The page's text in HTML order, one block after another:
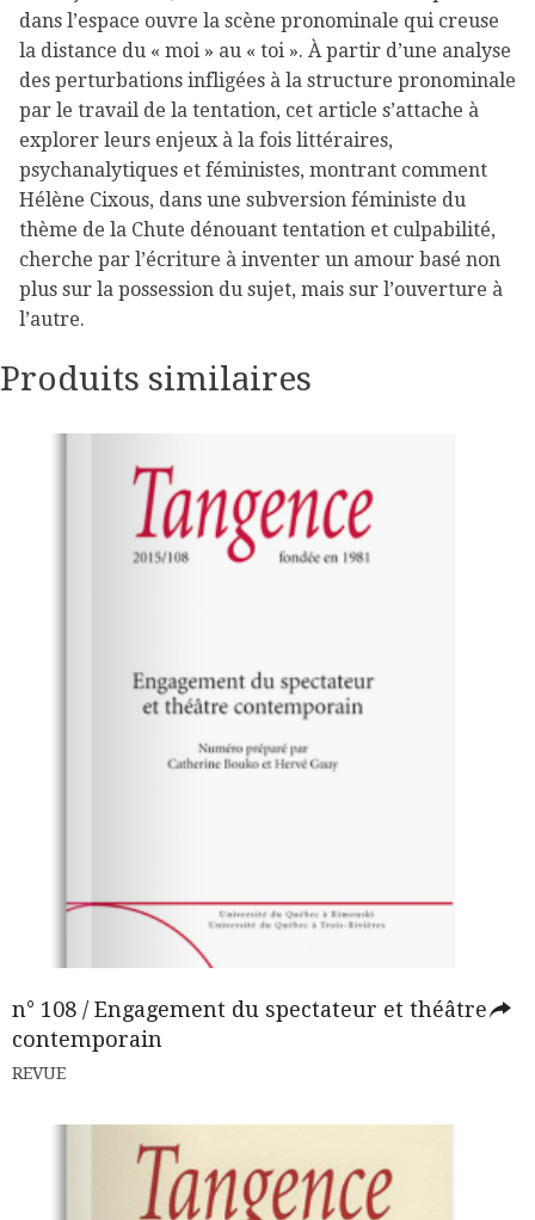
dans l’espace ouvre la scène pronominale qui creuse
la distance du « moi » au « toi ». À partir d’une analyse
des perturbations infligées à la structure pronominale
par le travail de la tentation, cet article s’attache à
explorer leurs enjeux à la fois littéraires,
psychanalytiques et féministes, montrant comment
Hélène Cixous, dans une subversion féministe du
thème de la Chute dénouant tentation et culpabilité,
cherche par l’écriture à inventer un amour basé non
plus sur la possession du sujet, mais sur l’ouverture à
l’autre.
Produits similaires
n° 108 / Engagement du spectateur et théâtre
contemporain
REVUE